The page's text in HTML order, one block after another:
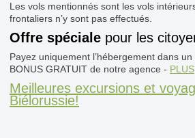
Les vols mentionnés sont les vols
frontaliers n’y sont pas effectués.
Offre spéciale pour les
Payez uniquement l’hébergement dans
BONUS GRATUIT de notre agence - PLUS
Meilleures excursions et
Biélorussie!